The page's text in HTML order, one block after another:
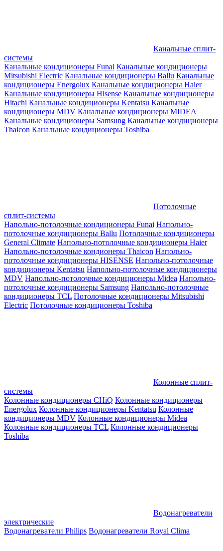
Канальные сплит-
системы
Канальные кондиционеры Funai Канальные кондиционеры
Mitsubishi Electric Канальные кондиционеры Ballu Канальные
кондиционеры Energolux Канальные кондиционеры Haier
Канальные кондиционеры Hisense Канальные кондиционеры
Hitachi Канальные кондиционеры Kentatsu Канальные
кондиционеры MDV Канальные кондиционеры MIDEA
Канальные кондиционеры Samsung Канальные кондиционеры
Thaicon Канальные кондиционеры Toshiba
Потолочные
сплит-системы
Напольно-потолочные кондиционеры Funai Напольно-
потолочные кондиционеры Ballu Потолочные кондиционеры
General Climate Напольно-потолочные кондиционеры Haier
Напольно-потолочные кондионеры Thaicon Напольно-
потолочные кондиционеры HISENSE Напольно-потолочные
кондиционеры Kentatsu Напольно-потолочные кондиционеры
MDV Напольно-потолочные кондиционеры Midea Напольно-
потолочные кондиционеры Samsung Напольно-потолочные
кондиционеры TCL Потолочные кондиционеры Mitsubishi
Electric Потолочные кондиционеры Toshiba
Колонные сплит-
системы
Колонные кондиционеры CHiQ Колонные кондиционеры
Energolux Колонные кондиционеры Kentatsu Колонные
кондиционеры MDV Колонные кондиционеры Midea
Колонные кондиционеры TCL Колонные кондиционеры
Toshiba
Водонагреватели
электрические
Водонагреватели Philips Водонагреватели Royal Clima